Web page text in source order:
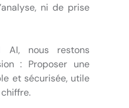
ni de prise
AI, nous restons
: Proposer une
et sécurisée, utile